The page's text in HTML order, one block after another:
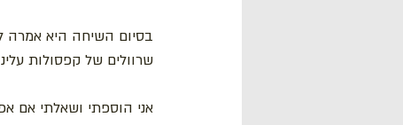
שרוולים של קפסולות
אני הוספתי ושאלתי